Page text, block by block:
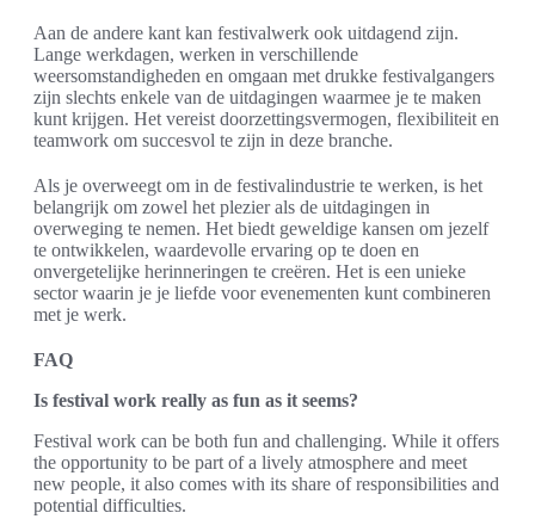
Aan de andere kant kan festivalwerk ook uitdagend zijn.
Lange werkdagen, werken in verschillende
weersomstandigheden en omgaan met drukke festivalgangers
zijn slechts enkele van de uitdagingen waarmee je te maken
kunt krijgen. Het vereist doorzettingsvermogen, flexibiliteit en
teamwork om succesvol te zijn in deze branche.
Als je overweegt om in de festivalindustrie te werken, is het
belangrijk om zowel het plezier als de uitdagingen in
overweging te nemen. Het biedt geweldige kansen om jezelf
te ontwikkelen, waardevolle ervaring op te doen en
onvergetelijke herinneringen te creëren. Het is een unieke
sector waarin je je liefde voor evenementen kunt combineren
met je werk.
FAQ
Is festival work really as fun as it seems?
Festival work can be both fun and challenging. While it offers
the opportunity to be part of a lively atmosphere and meet
new people, it also comes with its share of responsibilities and
potential difficulties.